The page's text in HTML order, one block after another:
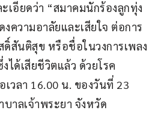
เอียดว่า “สมาคมนักร้องลูกทุ่ง
ความอาลัยและเสียใจ ต่อการ
สันติสุข หรือชื่อในวงการเพลง
ด้เสียชีวิตแล้ว ด้วยโรค
เวลา 16.00 น. ของวันที่ 23
าลเจ้าพระยา จังหวัด